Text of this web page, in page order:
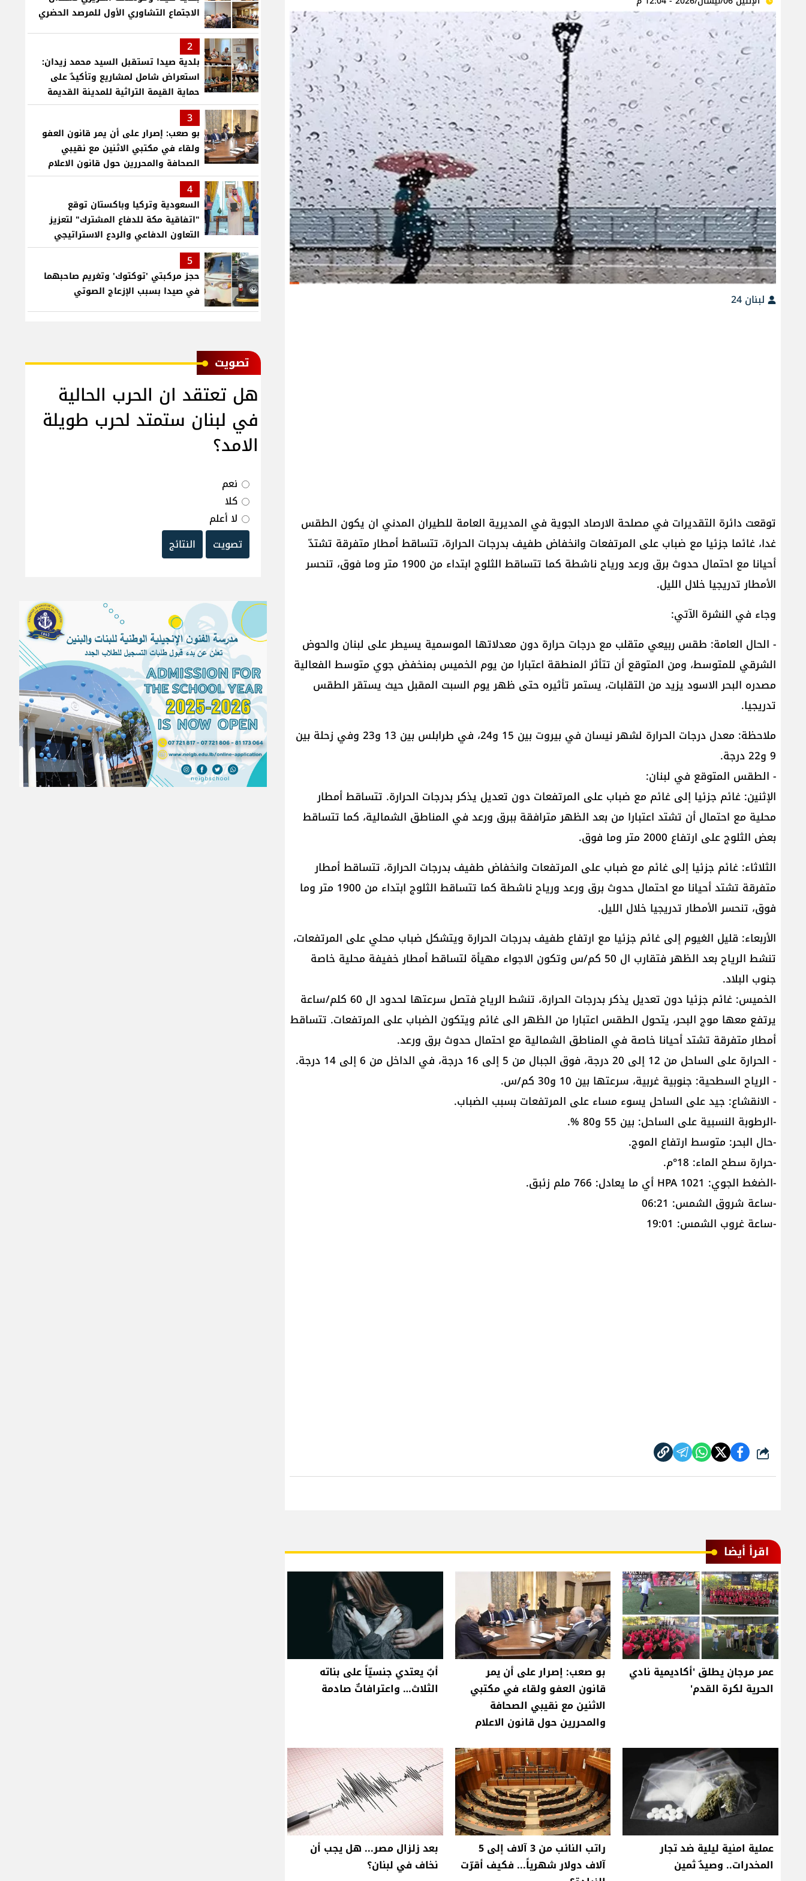
لبنان 24
توقعت دائرة التقديرات في مصلحة الارصاد الجوية في المديرية العامة للطيران المدني ان يكون الطقس
غدا، غائما جزئيا مع ضباب على المرتفعات وانخفاض طفيف بدرجات الحرارة، تتساقط أمطار متفرقة تشتدّ
أحيانا مع احتمال حدوث برق ورعد ورياح ناشطة كما تتساقط الثلوج ابتداء من 1900 متر وما فوق، تنحسر
الأمطار تدريجيا خلال الليل.
وجاء في النشرة الآتي:
- الحال العامة: طقس ربيعي متقلب مع درجات حرارة دون معدلاتها الموسمية يسيطر على لبنان والحوض
الشرقي للمتوسط، ومن المتوقع أن تتأثر المنطقة اعتبارا من يوم الخميس بمنخفض جوي متوسط الفعالية
مصدره البحر الاسود يزيد من التقلبات، يستمر تأثيره حتى ظهر يوم السبت المقبل حيث يستقر الطقس
تدريجيا.
ملاحظة: معدل درجات الحرارة لشهر نيسان في بيروت بين 15 و24، في طرابلس بين 13 و23 وفي زحلة بين
9 و22 درجة.
- الطقس المتوقع في لبنان:
الإثنين: غائم جزئيا إلى غائم مع ضباب على المرتفعات دون تعديل يذكر بدرجات الحرارة. تتساقط أمطار
محلية مع احتمال أن تشتد اعتبارا من بعد الظهر مترافقة ببرق ورعد في المناطق الشمالية، كما تتساقط
بعض الثلوج على ارتفاع 2000 متر وما فوق.
الثلاثاء: غائم جزئيا إلى غائم مع ضباب على المرتفعات وانخفاض طفيف بدرجات الحرارة، تتساقط أمطار
متفرقة تشتد أحيانا مع احتمال حدوث برق ورعد ورياح ناشطة كما تتساقط الثلوج ابتداء من 1900 متر وما
فوق، تنحسر الأمطار تدريجيا خلال الليل.
الأربعاء: قليل الغيوم إلى غائم جزئيا مع ارتفاع طفيف بدرجات الحرارة ويتشكل ضباب محلي على المرتفعات،
تنشط الرياح بعد الظهر فتقارب ال 50 كم/س وتكون الاجواء مهيأة لتساقط أمطار خفيفة محلية خاصة
جنوب البلاد.
الخميس: غائم جزئيا دون تعديل يذكر بدرجات الحرارة، تنشط الرياح فتصل سرعتها لحدود ال 60 كلم/ساعة
يرتفع معها موج البحر، يتحول الطقس اعتبارا من الظهر الى غائم ويتكون الضباب على المرتفعات. تتساقط
أمطار متفرقة تشتد أحيانا خاصة في المناطق الشمالية مع احتمال حدوث برق ورعد.
- الحرارة على الساحل من 12 إلى 20 درجة، فوق الجبال من 5 إلى 16 درجة، في الداخل من 6 إلى 14 درجة.
- الرياح السطحية: جنوبية غربية، سرعتها بين 10 و30 كم/س.
- الانقشاع: جيد على الساحل يسوء مساء على المرتفعات بسبب الضباب.
-الرطوبة النسبية على الساحل: بين 55 و80 %.
-حال البحر: متوسط ارتفاع الموج.
-حرارة سطح الماء: 18°م.
-الضغط الجوي: 1021 HPA أي ما يعادل: 766 ملم زئبق.
-ساعة شروق الشمس: 06:21
-ساعة غروب الشمس: 19:01
شارك
اقرأ أيضا
عمر مرجان يطلق 'أكاديمية نادي
الحرية لكرة القدم'
بو صعب: إصرار على أن يمر
قانون العفو ولقاء في مكتبي
الاثنين مع نقيبي الصحافة
والمحررين حول قانون الاعلام
أبٌ يعتدي جنسيّاً على بناته
الثلاث… واعترافاتٌ صادمة
عملية امنية ليلية ضد تجار
المخدرات.. وصيدٌ ثمين
راتب النائب من 3 آلاف إلى 5
آلاف دولار شهرياً... فكيف أقرّت
بعد زلزال مصر... هل يجب أن
نخاف في لبنان؟
الاجتماع التشاوري الأول للمرصد الحضري
2
بلدية صيدا تستقبل السيد محمد زيدان:
استعراض شامل لمشاريع وتأكيدٌ على
حماية القيمة التراثية للمدينة القديمة
3
بو صعب: إصرار على أن يمر قانون العفو
ولقاء في مكتبي الاثنين مع نقيبي
الصحافة والمحررين حول قانون الاعلام
4
السعودية وتركيا وباكستان توقع
"اتفاقية مكة للدفاع المشترك" لتعزيز
التعاون الدفاعي والردع الاستراتيجي
5
حجز مركبتي 'توكتوك' وتغريم صاحبهما
في صيدا بسبب الإزعاج الصوتي
ﺗﺼﻮﻳﺖ
هل تعتقد ان الحرب الحالية
في لبنان ستمتد لحرب طويلة
الامد؟
نعم
كلا
لا أعلم
تصويت
النتائج